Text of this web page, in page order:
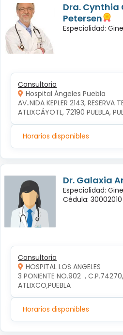
Dra. Cynthia
Petersen
Especialidad:
Consultorio
Hospital Ángeles Puebla
AV..NIDA KEPLER 2143, RESERVA
ATLIXCÁYOTL, 72190 PUEBLA,
Horarios disponibles
Dr. Galaxia
Especialidad:
Cédula: 30002010
Consultorio
HOSPITAL LOS ANGELES
3 PONIENTE NO.902  ,
ATLIXCO,PUEBLA
Horarios disponibles